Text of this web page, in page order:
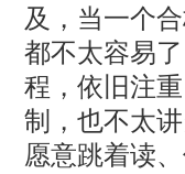
及，当一个
都不太容易
程，依旧注
制，也不太
愿意跳着读